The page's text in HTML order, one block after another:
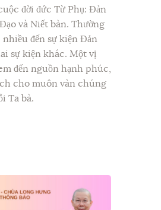
đời đức Từ Phụ: Đản
và Niết bàn. Thường
đến sự kiện Đản
sự kiện khác. Một vị
đến nguồn hạnh phúc,
cho muôn vàn chúng
Ta bà.